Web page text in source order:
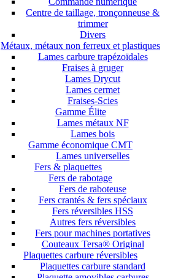
Centre de taillage, tronçonneuse &
trimmer
Divers
Métaux, métaux non ferreux et plastiques
Lames carbure trapézoïdales
Fraises à gruger
Lames Drycut
Lames cermet
Fraises-Scies
Gamme Élite
Lames métaux NF
Lames bois
Gamme économique CMT
Lames universelles
Fers & plaquettes
Fers de rabotage
Fers de raboteuse
Fers crantés & fers spéciaux
Fers réversibles HSS
Autres fers réversibles
Fers pour machines portatives
Couteaux Tersa® Original
Plaquettes carbure réversibles
Plaquettes carbure standard